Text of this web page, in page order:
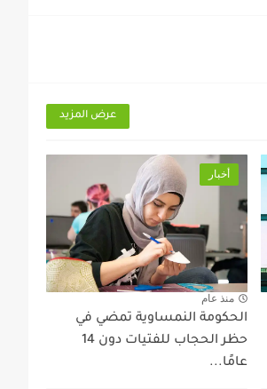
عرض المزيد
أخبار
منذ عام
الحكومة النمساوية تمضي في
حظر الحجاب للفتيات دون 14
عامًا...